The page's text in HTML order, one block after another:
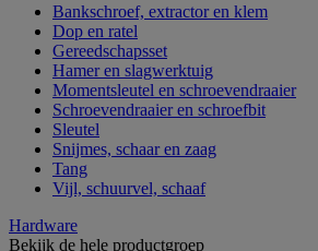
Bankschroef, extractor en klem
Dop en ratel
Gereedschapsset
Hamer en slagwerktuig
Momentsleutel en schroevendraaier
Schroevendraaier en schroefbit
Sleutel
Snijmes, schaar en zaag
Tang
Vijl, schuurvel, schaaf
Hardware
Bekijk de hele productgroep